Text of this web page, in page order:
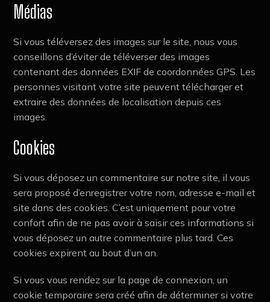
Médias
Si vous téléversez des images sur le site, nous vous
conseillons d’éviter de téléverser des images
contenant des données EXIF de coordonnées GPS. Les
personnes visitant votre site peuvent télécharger et
extraire des données de localisation depuis ces
images.
Cookies
Si vous déposez un commentaire sur notre site, il vous
sera proposé d’enregistrer votre nom, adresse e-mail et
site dans des cookies. C’est uniquement pour votre
confort afin de ne pas avoir à saisir ces informations si
vous déposez un autre commentaire plus tard. Ces
cookies expirent au bout d’un an.
Si vous vous rendez sur la page de connexion, un
cookie temporaire sera créé afin de déterminer si votre